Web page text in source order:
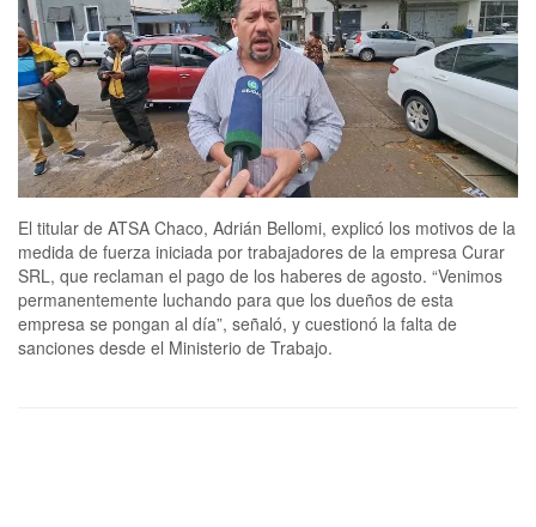
El titular de ATSA Chaco, Adrián Bellomi, explicó los motivos de la
medida de fuerza iniciada por trabajadores de la empresa Curar
SRL, que reclaman el pago de los haberes de agosto. “Venimos
permanentemente luchando para que los dueños de esta
empresa se pongan al día”, señaló, y cuestionó la falta de
sanciones desde el Ministerio de Trabajo.